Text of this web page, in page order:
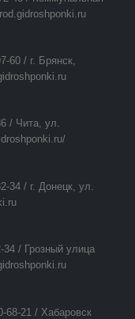
60 / г. Брянск,
/ Чита, ул.
34 / г. Донецк, ул.
34 / Грозный улица
68-21 / Хабаровск